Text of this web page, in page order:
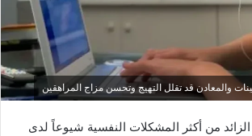
والمعادن قد تقلل التهيج وتحسن مزاج المراهقين
الزائد من أكثر المشكلات النفسية شيوعاً لدى